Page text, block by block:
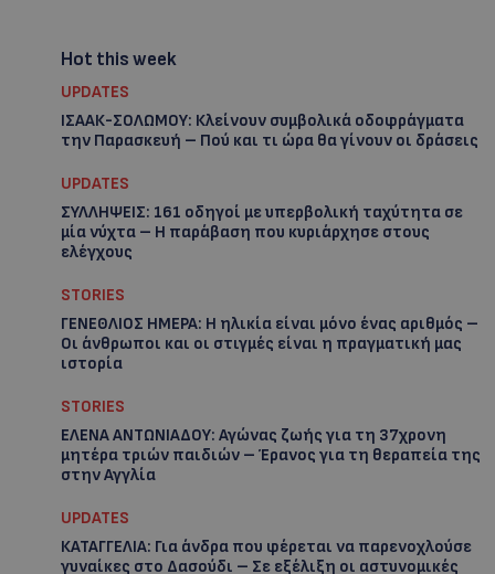
Hot this week
UPDATES
ΙΣΑΑΚ-ΣΟΛΩΜΟΥ: Κλείνουν συμβολικά οδοφράγματα
την Παρασκευή – Πού και τι ώρα θα γίνουν οι δράσεις
UPDATES
ΣΥΛΛΗΨΕΙΣ: 161 οδηγοί με υπερβολική ταχύτητα σε
μία νύχτα – Η παράβαση που κυριάρχησε στους
ελέγχους
STORIES
ΓΕΝΕΘΛΙΟΣ ΗΜΕΡΑ: Η ηλικία είναι μόνο ένας αριθμός –
Οι άνθρωποι και οι στιγμές είναι η πραγματική μας
ιστορία
STORIES
ΕΛΕΝΑ ΑΝΤΩΝΙΑΔΟΥ: Αγώνας ζωής για τη 37χρονη
μητέρα τριών παιδιών – Έρανος για τη θεραπεία της
στην Αγγλία
UPDATES
ΚΑΤΑΓΓΕΛΙΑ: Για άνδρα που φέρεται να παρενοχλούσε
γυναίκες στο Δασούδι – Σε εξέλιξη οι αστυνομικές